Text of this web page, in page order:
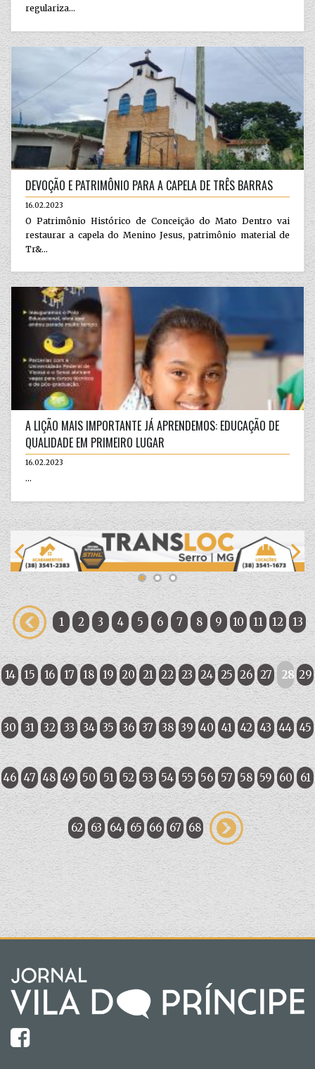
regulariza...
DEVOÇÃO E PATRIMÔNIO PARA A CAPELA DE TRÊS BARRAS
16.02.2023
O Patrimônio Histórico de Conceição do Mato Dentro vai
restaurar a capela do Menino Jesus, patrimônio material de
Tr&...
A LIÇÃO MAIS IMPORTANTE JÁ APRENDEMOS: EDUCAÇÃO DE
QUALIDADE EM PRIMEIRO LUGAR
16.02.2023
...
1 2 3 4 5 6 7 8 9 10 11 12 13
14 15 16 17 18 19 20 21 22 23 24 25 26 27 28 29
30 31 32 33 34 35 36 37 38 39 40 41 42 43 44 45
46 47 48 49 50 51 52 53 54 55 56 57 58 59 60 61
62 63 64 65 66 67 68